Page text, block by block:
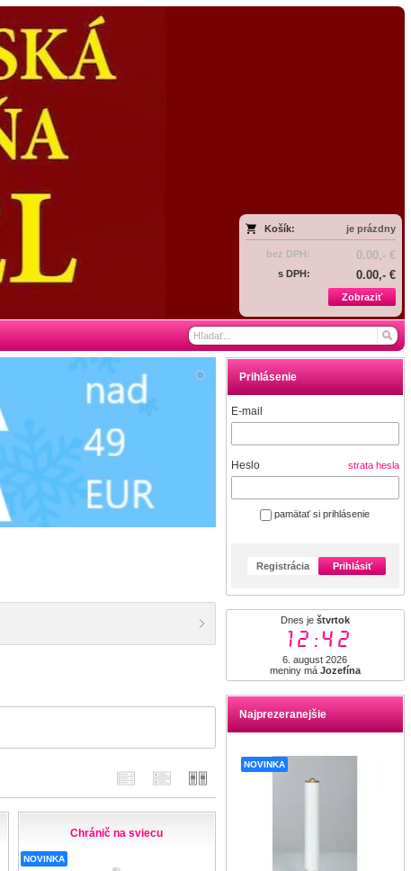
Košík: je prázdny
bez DPH: 0.00,- €
s DPH: 0.00,- €
Zobraziť
Prihlásenie
E-mail
Heslo strata hesla
pamätať si prihlásenie
Registrácia Prihlásiť
Dnes je štvrtok
12:42
6. august 2026
meniny má Jozefína
Najprezeranejšie
NOVINKA
Chránič na sviecu
NOVINKA